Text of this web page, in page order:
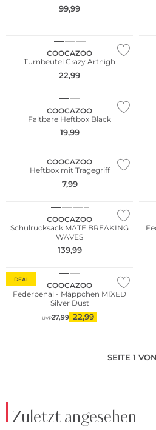
99,99
COOCAZOO
Turnbeutel Crazy Artnigh
22,99
COOCAZOO
Faltbare Heftbox Black
19,99
COOCAZOO
Heftbox mit Tragegriff
7,99
COOCAZOO
Schulrucksack MATE BREAKING
WAVES
139,99
DEAL
COOCAZOO
Federpenal - Mäppchen MIXED
Silver Dust
UVP27,99 22,99
SEITE 1
Zuletzt angesehen